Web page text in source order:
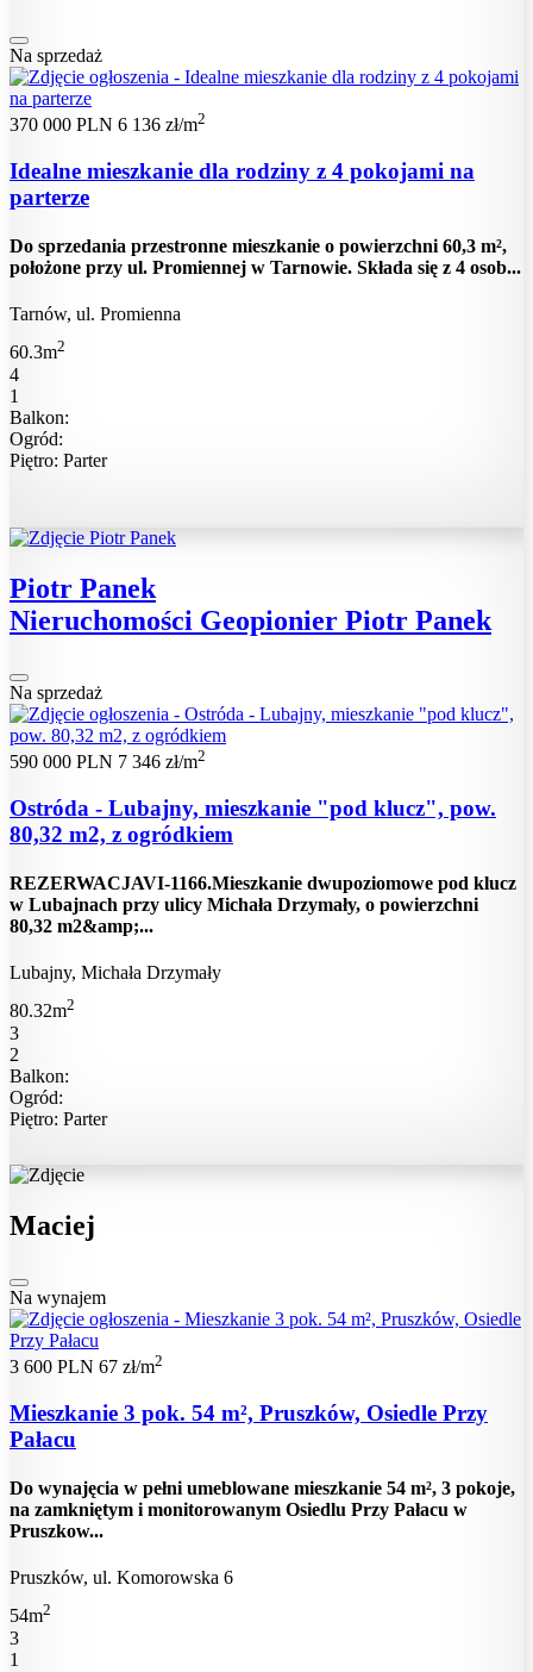
Na sprzedaż
370 000 PLN 6 136 zł/m2
Idealne mieszkanie dla rodziny z 4 pokojami na
parterze
Do sprzedania przestronne mieszkanie o powierzchni 60,3 m²,
położone przy ul. Promiennej w Tarnowie. Składa się z 4 osob...
Tarnów, ul. Promienna
60.3m2
4
1
Balkon:
Ogród:
Piętro: Parter
Piotr Panek
Nieruchomości Geopionier Piotr Panek
Na sprzedaż
590 000 PLN 7 346 zł/m2
Ostróda - Lubajny, mieszkanie "pod klucz", pow.
80,32 m2, z ogródkiem
REZERWACJAVI-1166.Mieszkanie dwupoziomowe pod klucz
w Lubajnach przy ulicy Michała Drzymały, o powierzchni
80,32 m2&amp;...
Lubajny, Michała Drzymały
80.32m2
3
2
Balkon:
Ogród:
Piętro: Parter
Maciej
Na wynajem
3 600 PLN 67 zł/m2
Mieszkanie 3 pok. 54 m², Pruszków, Osiedle Przy
Pałacu
Do wynajęcia w pełni umeblowane mieszkanie 54 m², 3 pokoje,
na zamkniętym i monitorowanym Osiedlu Przy Pałacu w
Pruszkow...
Pruszków, ul. Komorowska 6
54m2
3
1